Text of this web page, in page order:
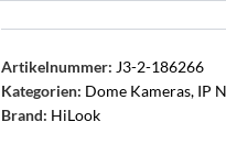
Artikelnummer: J3-2-186266
Kategorien: Dome Kameras, IP
Brand: HiLook